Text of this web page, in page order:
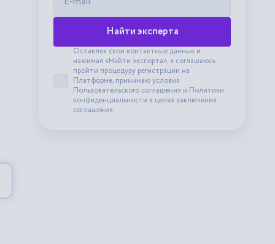
Найти эксперта
Принять пользовательское соглашение
Оставляя свои контактные данные и
нажимая «Найти эксперта», я соглашаюсь
пройти процедуру регистрации на
Платформе, принимаю условия
Пользовательского соглашения и Политики
конфиденциальности в целях заключения
соглашения.